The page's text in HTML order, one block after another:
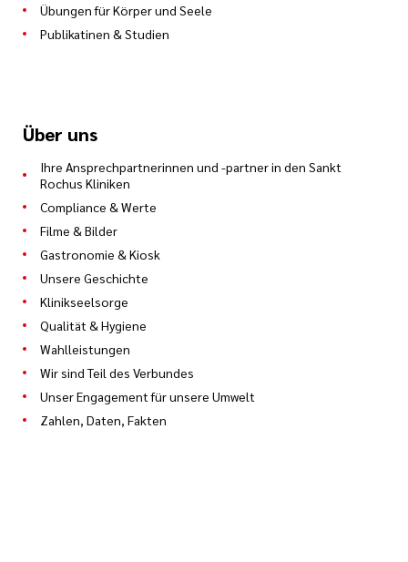
Übungen für Körper und Seele
Publikatinen & Studien
Über uns
Ihre Ansprechpartnerinnen und -partner in den Sankt
Rochus Kliniken
Compliance & Werte
Filme & Bilder
Gastronomie & Kiosk
Unsere Geschichte
Klinikseelsorge
Qualität & Hygiene
Wahlleistungen
Wir sind Teil des Verbundes
Unser Engagement für unsere Umwelt
Zahlen, Daten, Fakten